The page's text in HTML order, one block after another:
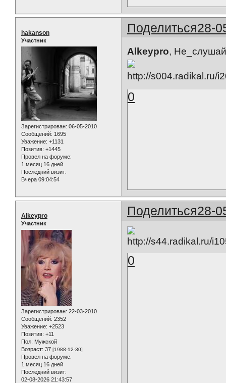
Поделиться28-
hakanson
Участник
Зарегистрирован: 06-05-2010
Сообщений: 1695
Уважение: +1131
Позитив: +1445
Провел на форуме:
1 месяц 16 дней
Последний визит:
Вчера 09:04:54
Alkeypro,
0
Поделиться28-
Alkeypro
Участник
Зарегистрирован: 22-03-2010
Сообщений: 2352
Уважение: +2523
Позитив: +11
Пол: Мужской
Возраст: 37 [1988-12-30]
Провел на форуме:
1 месяц 16 дней
Последний визит:
02-08-2026 21:43:57
0